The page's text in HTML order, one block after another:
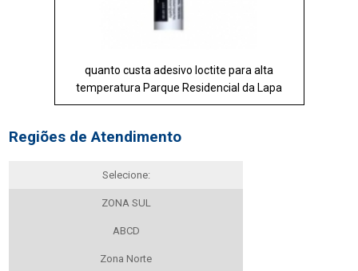
quanto custa adesivo loctite para alta
temperatura Parque Residencial da Lapa
Regiões de Atendimento
Selecione:
ZONA SUL
ABCD
Zona Norte